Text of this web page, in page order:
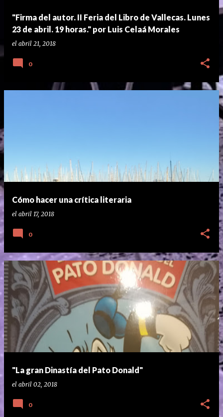
"Firma del autor. II Feria del Libro de Vallecas. Lunes
23 de abril. 19 horas." por Luis Celaá Morales
el abril 21, 2018
0
Cómo hacer una crítica literaria
el abril 17, 2018
0
"La gran Dinastía del Pato Donald"
el abril 02, 2018
0